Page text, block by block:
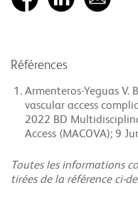
Références
Armenteros-Yeguas
vascular access
2022 BD
Access (MACOVA); 9
Toutes les informations
tirées de la référence ci-